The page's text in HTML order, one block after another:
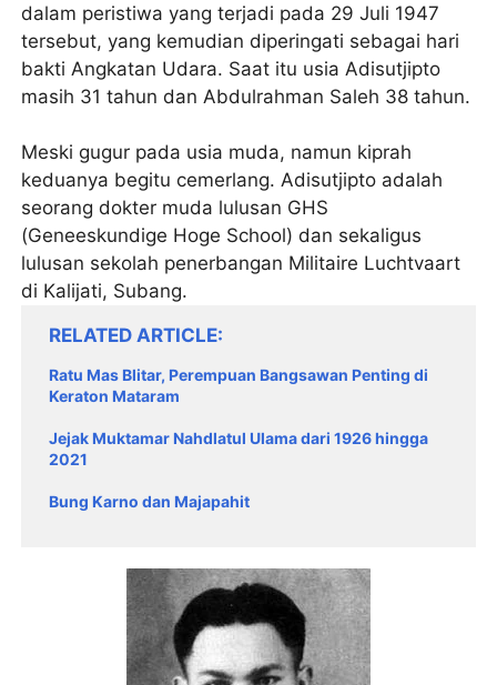
dalam peristiwa yang terjadi pada 29 Juli 1947
tersebut, yang kemudian diperingati sebagai hari
bakti Angkatan Udara. Saat itu usia Adisutjipto
masih 31 tahun dan Abdulrahman Saleh 38 tahun.
Meski gugur pada usia muda, namun kiprah
keduanya begitu cemerlang. Adisutjipto adalah
seorang dokter muda lulusan GHS
(Geneeskundige Hoge School) dan sekaligus
lulusan sekolah penerbangan Militaire Luchtvaart
di Kalijati, Subang.
RELATED ARTICLE
Ratu Mas Blitar, Perempuan Bangsawan Penting di
Keraton Mataram
Jejak Muktamar Nahdlatul Ulama dari 1926 hingga
2021
Bung Karno dan Majapahit